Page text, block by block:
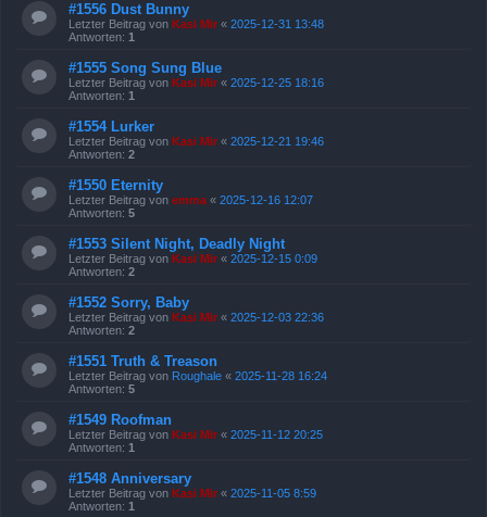
#1556 Dust Bunny
Letzter Beitrag von Kasi Mir « 2025-12-31 13:48
Antworten: 1
#1555 Song Sung Blue
Letzter Beitrag von Kasi Mir « 2025-12-25 18:16
Antworten: 1
#1554 Lurker
Letzter Beitrag von Kasi Mir « 2025-12-21 19:46
Antworten: 2
#1550 Eternity
Letzter Beitrag von emma « 2025-12-16 12:07
Antworten: 5
#1553 Silent Night, Deadly Night
Letzter Beitrag von Kasi Mir « 2025-12-15 0:09
Antworten: 2
#1552 Sorry, Baby
Letzter Beitrag von Kasi Mir « 2025-12-03 22:36
Antworten: 2
#1551 Truth & Treason
Letzter Beitrag von Roughale « 2025-11-28 16:24
Antworten: 5
#1549 Roofman
Letzter Beitrag von Kasi Mir « 2025-11-12 20:25
Antworten: 1
#1548 Anniversary
Letzter Beitrag von Kasi Mir « 2025-11-05 8:59
Antworten: 1